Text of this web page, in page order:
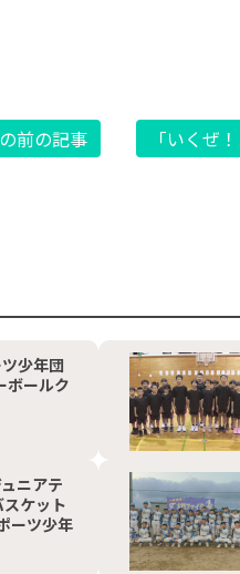
前の記事 「いくぜ
少年団
ボールク
ニアテ
ケット
ーツ少年